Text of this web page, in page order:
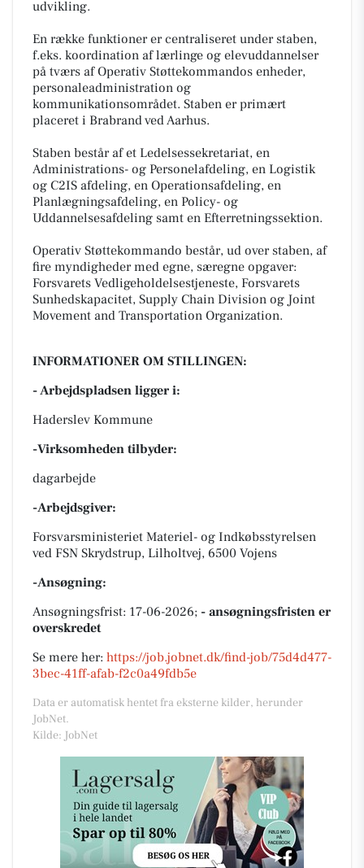
udvikling.
En række funktioner er centraliseret under staben,
f.eks. koordination af lærlinge og elevuddannelser
på tværs af Operativ Støttekommandos enheder,
personaleadministration og
kommunikationsområdet. Staben er primært
placeret i Brabrand ved Aarhus.
Staben består af et Ledelsessekretariat, en
Administrations- og Personelafdeling, en Logistik
og C2IS afdeling, en Operationsafdeling, en
Planlægningsafdeling, en Policy- og
Uddannelsesafdeling samt en Efterretningssektion.
Operativ Støttekommando består, ud over staben, af
fire myndigheder med egne, særegne opgaver:
Forsvarets Vedligeholdelsestjeneste, Forsvarets
Sunhedskapacitet, Supply Chain Division og Joint
Movement and Transportation Organization.
INFORMATIONER OM STILLINGEN:
- Arbejdspladsen ligger i:
Haderslev Kommune
-Virksomheden tilbyder:
dagarbejde
-Arbejdsgiver:
Forsvarsministeriet Materiel- og Indkøbsstyrelsen
ved FSN Skrydstrup, Lilholtvej, 6500 Vojens
-Ansøgning:
Ansøgningsfrist: 17-06-2026; - ansøgningsfristen er
overskredet
Se mere her: https://job.jobnet.dk/find-job/75d4d477-
3bec-41ff-afab-f2c0a49fdb5e
Data er automatisk hentet fra eksterne kilder, herunder
JobNet.
Kilde: JobNet